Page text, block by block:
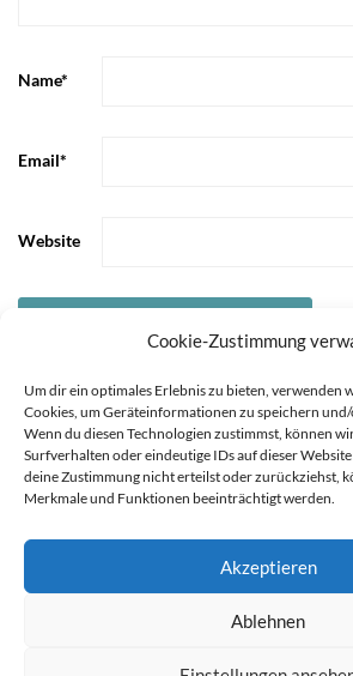
Cookie-Zustimmung
Um dir ein optimales Erlebnis zu bieten, verwenden
Cookies, um Geräteinformationen zu speichern
Wenn du diesen Technologien zustimmst, können
Surfverhalten oder eindeutige IDs auf dieser
deine Zustimmung nicht erteilst oder zurückziehst,
Merkmale und Funktionen beeinträchtigt werden.
Akzeptieren
Ablehnen
Name*
Email*
Website
STARTSEITE
KOOPERATIONEN
Sie können die Erfassung Ihrer Daten
verhindern, indem Sie auf folgenden Link
Opt-Out-Cookie gesetzt, der die